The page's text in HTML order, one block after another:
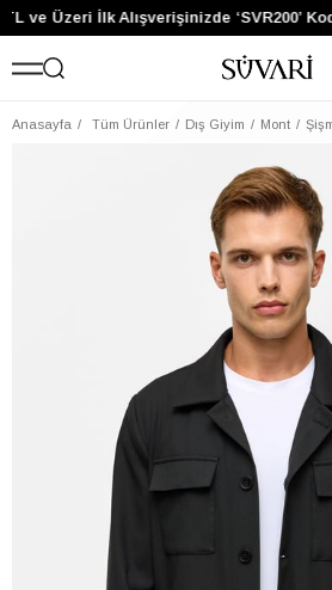
ve Üzeri İlk Alışverişinizde ‘SVR200’
Anasayfa Tüm Ürünler Dış Giyim Mont